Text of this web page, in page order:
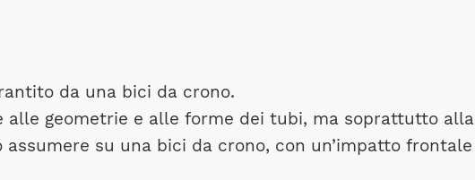
da una bici da crono.
alle geometrie e alle forme dei tubi, ma soprattutto alla
su una bici da crono, con un’impatto frontale